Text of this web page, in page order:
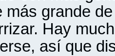
más grande
Hay
así que